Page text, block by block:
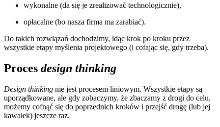
wykonalne (da się je zrealizować technologicznie),
opłacalne (bo nasza firma ma zarabiać).
Do takich rozwiązań dochodzimy, idąc krok po kroku przez
wszystkie etapy myślenia projektowego (i cofając się, gdy trzeba).
Proces design thinking
Design thinking nie jest procesem liniowym. Wszystkie etapy są
uporządkowane, ale gdy zobaczymy, że zbaczamy z drogi do celu,
możemy cofnąć się do poprzednich kroków i przejść drogę (lub jej
kawałek) jeszcze raz.